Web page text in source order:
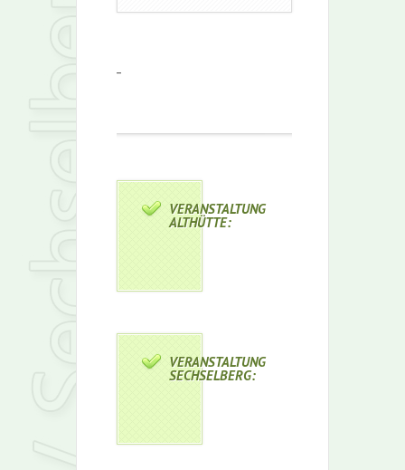
VERANSTALTUNG
ALTHÜTTE:
VERANSTALTUNG
SECHSELBERG: